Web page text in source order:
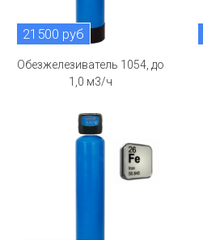
21500 руб
Обезжелезиватель 1054, до
1,0 м3/ч